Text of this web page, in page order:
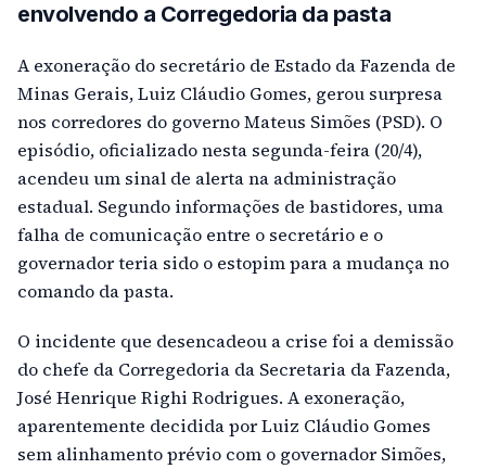
envolvendo a Corregedoria da pasta
A exoneração do secretário de Estado da Fazenda de
Minas Gerais, Luiz Cláudio Gomes, gerou surpresa
nos corredores do governo Mateus Simões (PSD). O
episódio, oficializado nesta segunda-feira (20/4),
acendeu um sinal de alerta na administração
estadual. Segundo informações de bastidores, uma
falha de comunicação entre o secretário e o
governador teria sido o estopim para a mudança no
comando da pasta.
O incidente que desencadeou a crise foi a demissão
do chefe da Corregedoria da Secretaria da Fazenda,
José Henrique Righi Rodrigues. A exoneração,
aparentemente decidida por Luiz Cláudio Gomes
sem alinhamento prévio com o governador Simões,